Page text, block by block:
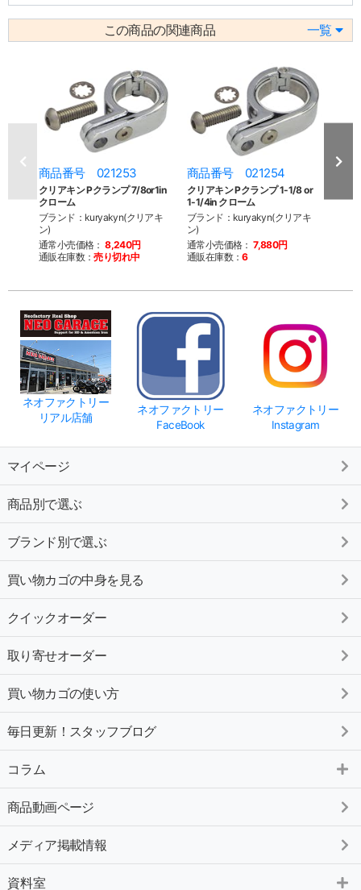
この商品の関連商品 一覧
商品番号 021253
クリアキン Pクランプ 7/8or1in
クローム
ブランド：kuryakyn(クリアキ
ン)
通常小売価格： 8,240円
通販在庫数：売り切れ中
商品番号 021254
クリアキン Pクランプ 1-1/8 or
1-1/4in クローム
ブランド：kuryakyn(クリアキ
ン)
通常小売価格： 7,880円
通販在庫数：6
1-1/
ネオファクトリー
リアル店舗
ネオファクトリー
FaceBook
ネオファクトリー
Instagram
マイページ
商品別で選ぶ
ブランド別で選ぶ
買い物カゴの中身を見る
クイックオーダー
取り寄せオーダー
買い物カゴの使い方
毎日更新！スタッフブログ
コラム
商品動画ページ
メディア掲載情報
資料室